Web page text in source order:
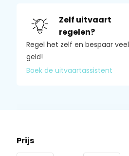
Zelf uitvaart
regelen?
Regel het zelf en bespaar veel
geld!
Boek de uitvaartassistent
Prijs